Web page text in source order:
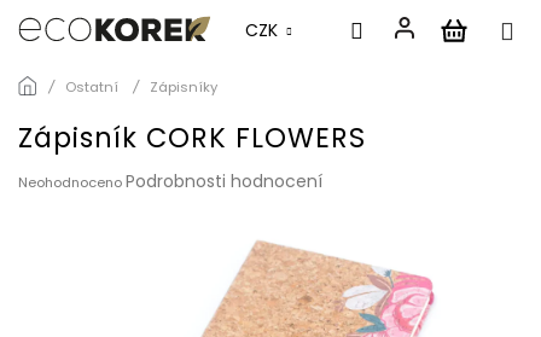
Přejít
obsah
CZK
Ostatní Zápisníky
Zápisník CORK FLOWERS
Průměrné
NeohodnocenoPodrobnosti hodnocení